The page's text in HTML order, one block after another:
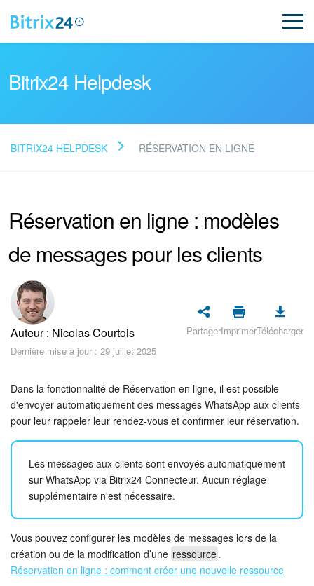
NOUVEAU
Assistance de Bitrix24
Inscription et connexion
Sécurité dans Bitrix24
Démarrer sur Bitrix24
Abonnement
Actualités
Tâches et projets
Messenger
Groupes de travail
Bitrix24 Helpdesk
BITRIX24 HELPDESK RÉSERVATION EN LIGNE
Réservation en ligne : modèles
de messages pour les clients
Auteur : Nicolas Courtois
Dernière mise à jour : 29 juillet 2025
PartagerImprimerTélécharger
Dans la fonctionnalité de Réservation en ligne, il est possible
d'envoyer automatiquement des messages WhatsApp aux clients
pour leur rappeler leur rendez-vous et confirmer leur réservation.
Les messages aux clients sont envoyés automatiquement
sur WhatsApp via Bitrix24 Connecteur. Aucun réglage
supplémentaire n'est nécessaire.
Vous pouvez configurer les modèles de messages lors de la
création ou de la modification d’une ressource.
Réservation en ligne : comment créer une nouvelle ressource